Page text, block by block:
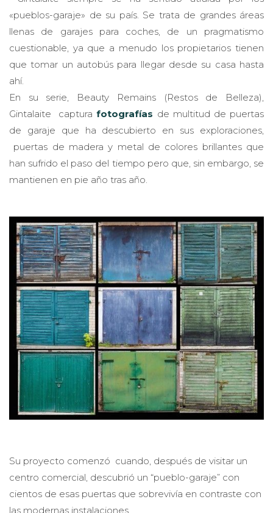
«pueblos-garaje» de su país. Se trata de grandes áreas
llenas de garajes para coches, de un pragmatismo
cuestionable, ya que a menudo los propietarios tienen
que tomar un autobús para llegar desde su casa hasta
ahí.
Gintalaite captura
fotografías
de multitud de puertas
de garaje que ha descubierto en sus exploraciones,
puertas de madera y metal de colores brillantes que
han sufrido el paso del tiempo pero que, sin embargo, se
mantienen en pie año tras año.
centro comercial, descubrió un “pueblo-garaje” con
cientos de esas puertas que sobrevivía en contraste con
las modernas instalaciones.